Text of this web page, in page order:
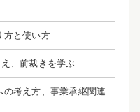
方と使い方
、前裁きを学ぶ
考え方、事業承継関連